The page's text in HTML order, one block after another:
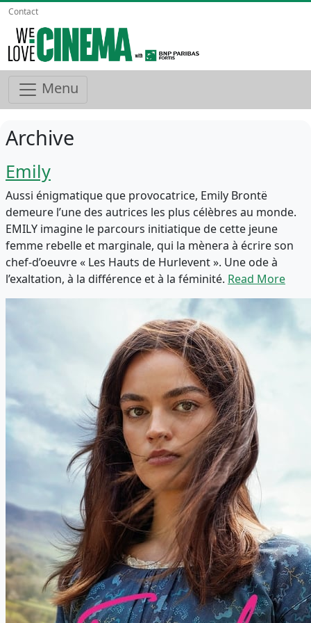
Contact
Menu
Archive
Emily
Aussi énigmatique que provocatrice, Emily Brontë
demeure l’une des autrices les plus célèbres au monde.
EMILY imagine le parcours initiatique de cette jeune
femme rebelle et marginale, qui la mènera à écrire son
chef-d’oeuvre « Les Hauts de Hurlevent ». Une ode à
l’exaltation, à la différence et à la féminité. Read More